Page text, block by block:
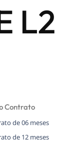
L2
Contrato
de 06 meses
de 12 meses